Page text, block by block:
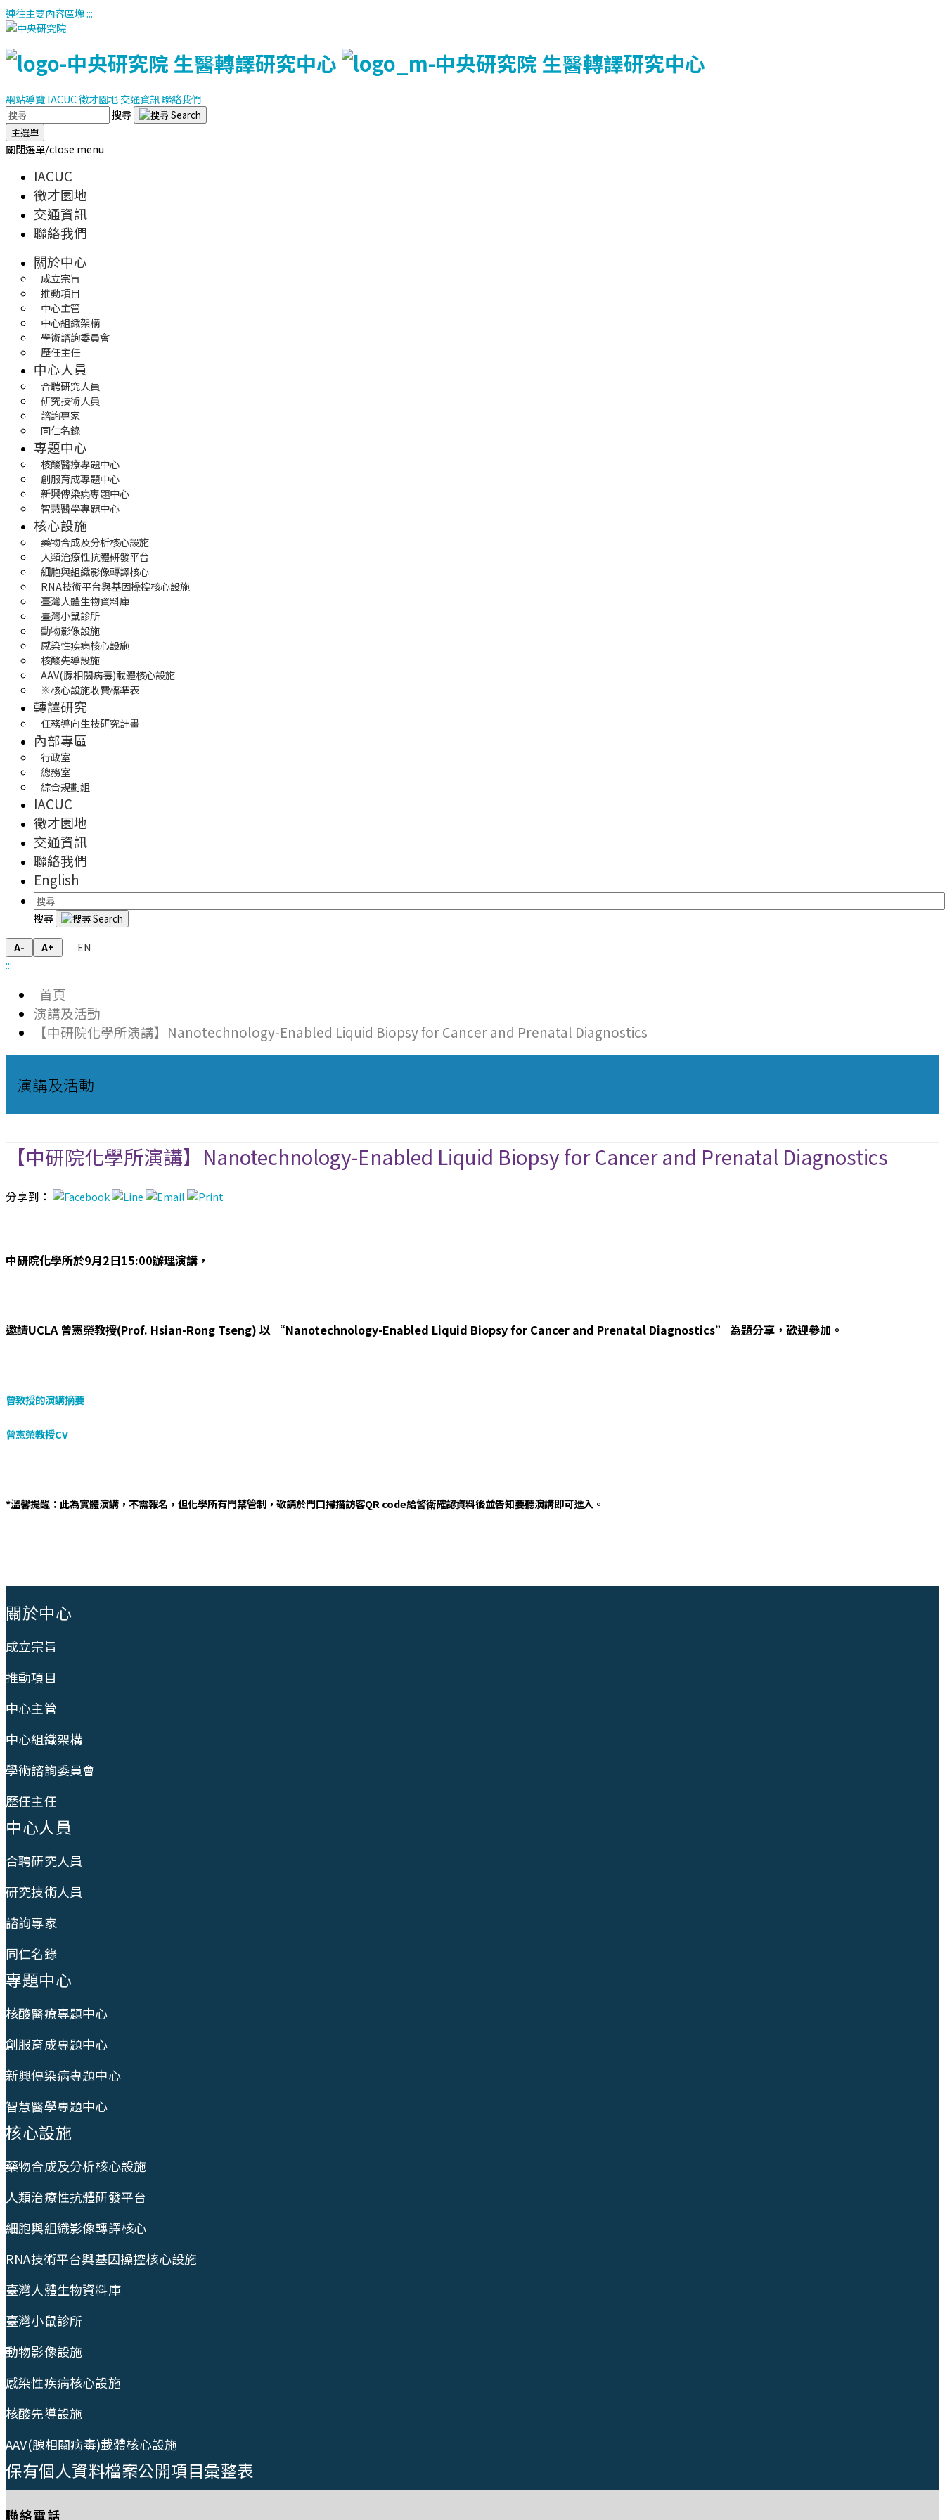
連往主要內容區塊:::
網站導覽IACUC徵才園地交通資訊聯絡我們
搜尋
主選單
關閉選單/close menu
IACUC
徵才園地
交通資訊
聯絡我們
關於中心
成立宗旨
推動項目
中心主管
中心組織架構
學術諮詢委員會
歷任主任
中心人員
合聘研究人員
研究技術人員
諮詢專家
同仁名錄
專題中心
核酸醫療專題中心
創服育成專題中心
新興傳染病專題中心
智慧醫學專題中心
核心設施
藥物合成及分析核心設施
人類治療性抗體研發平台
細胞與組織影像轉譯核心
RNA技術平台與基因操控核心設施
臺灣人體生物資料庫
臺灣小鼠診所
動物影像設施
感染性疾病核心設施
核酸先導設施
AAV(腺相關病毒)載體核心設施
※核心設施收費標準表
轉譯研究
任務導向生技研究計畫
內部專區
行政室
總務室
綜合規劃組
IACUC
徵才園地
交通資訊
聯絡我們
English
搜尋
A- A+
EN
:::
首頁
演講及活動
【中研院化學所演講】Nanotechnology-Enabled Liquid Biopsy for Cancer and Prenatal Diagnostics
演講及活動
【中研院化學所演講】Nanotechnology-Enabled Liquid Biopsy for Cancer and Prenatal Diagnostics
分享到：
中研院化學所於9月2日15:00辦理演講，
邀請UCLA 曾憲榮教授(Prof. Hsian-Rong Tseng) 以 “Nanotechnology-Enabled Liquid Biopsy for Cancer and Prenatal Diagnostics” 為題分享，歡迎參加。
曾教授的演講摘要
曾憲榮教授CV
*溫馨提醒：此為實體演講，不需報名，但化學所有門禁管制，敬請於門口掃描訪客QR code給警衛確認資料後並告知要聽演講即可進入。
關於中心
成立宗旨
推動項目
中心主管
中心組織架構
學術諮詢委員會
歷任主任
中心人員
合聘研究人員
研究技術人員
諮詢專家
同仁名錄
專題中心
核酸醫療專題中心
創服育成專題中心
新興傳染病專題中心
智慧醫學專題中心
核心設施
藥物合成及分析核心設施
人類治療性抗體研發平台
細胞與組織影像轉譯核心
RNA技術平台與基因操控核心設施
臺灣人體生物資料庫
臺灣小鼠診所
動物影像設施
感染性疾病核心設施
核酸先導設施
AAV(腺相關病毒)載體核心設施
保有個人資料檔案公開項目彙整表
聯絡電話